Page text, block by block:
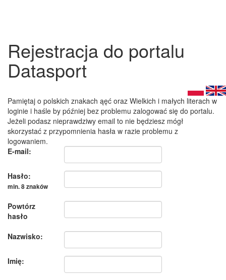
Rejestracja do portalu
Datasport
Pamiętaj o polskich znakach ąęć oraz Wielkich i małych literach w
loginie i haśle by później bez problemu zalogować się do portalu.
Jeżeli podasz nieprawdziwy email to nie będziesz mógł
skorzystać z przypomnienia hasła w razie problemu z
logowaniem.
E-mail:
Hasło:
min. 8 znaków
Powtórz
hasło
Nazwisko:
Imię: